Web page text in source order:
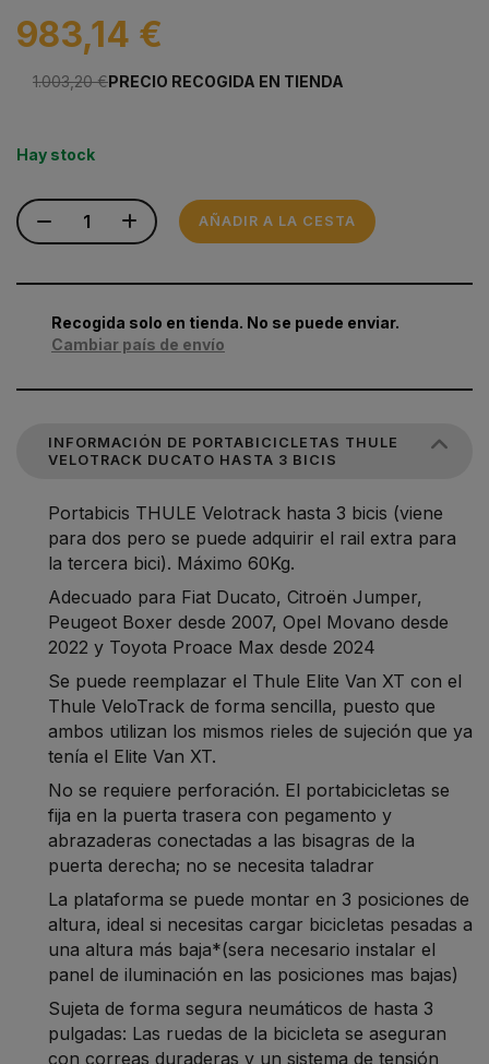
983,14 €
1.003,20 €PRECIO RECOGIDA EN TIENDA
Hay stock
AÑADIR A LA CESTA
Recogida solo en tienda. No se puede enviar.
Cambiar país de envío
INFORMACIÓN DE PORTABICICLETAS THULE
VELOTRACK DUCATO HASTA 3 BICIS
Portabicis THULE Velotrack hasta 3 bicis (viene
para dos pero se puede adquirir el rail extra para
la tercera bici). Máximo 60Kg.
Adecuado para Fiat Ducato, Citroën Jumper,
Peugeot Boxer desde 2007, Opel Movano desde
2022 y Toyota Proace Max desde 2024
Se puede reemplazar el Thule Elite Van XT con el
Thule VeloTrack de forma sencilla, puesto que
ambos utilizan los mismos rieles de sujeción que ya
tenía el Elite Van XT.
No se requiere perforación. El portabicicletas se
fija en la puerta trasera con pegamento y
abrazaderas conectadas a las bisagras de la
puerta derecha; no se necesita taladrar
La plataforma se puede montar en 3 posiciones de
altura, ideal si necesitas cargar bicicletas pesadas a
una altura más baja*(sera necesario instalar el
panel de iluminación en las posiciones mas bajas)
Sujeta de forma segura neumáticos de hasta 3
pulgadas: Las ruedas de la bicicleta se aseguran
con correas duraderas y un sistema de tensión